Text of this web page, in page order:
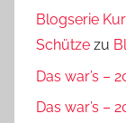
Blogserie
Schütze zu
Das war’s –
Das war’s –